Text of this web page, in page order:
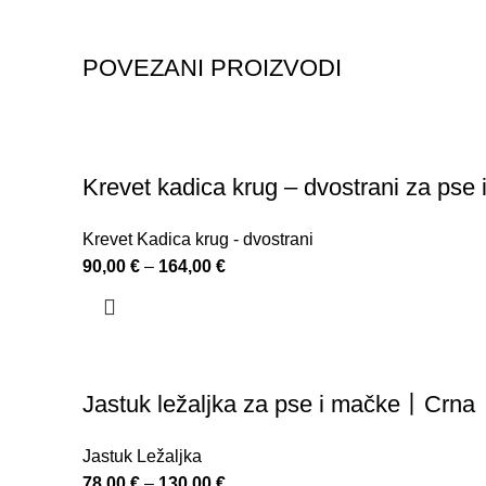
POVEZANI PROIZVODI
Krevet kadica krug – dvostrani za pse
Krevet Kadica krug - dvostrani
90,00 € – 164,00 €
Jastuk ležaljka za pse i mačke丨Crna
Jastuk Ležaljka